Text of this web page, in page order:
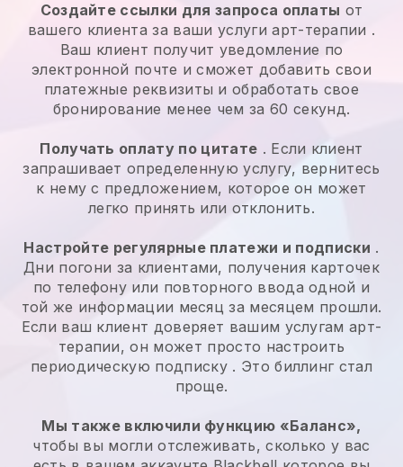
Создайте ссылки для запроса оплаты от
вашего клиента за ваши услуги арт-терапии .
Ваш клиент получит уведомление по
электронной почте и сможет добавить свои
платежные реквизиты и обработать свое
бронирование менее чем за 60 секунд.
Получать оплату по цитате . Если клиент
запрашивает определенную услугу, вернитесь
к нему с предложением, которое он может
легко принять или отклонить.
Настройте регулярные платежи и подписки .
Дни погони за клиентами, получения карточек
по телефону или повторного ввода одной и
той же информации месяц за месяцем прошли.
Если ваш клиент доверяет вашим услугам арт-
терапии, он может просто настроить
периодическую подписку. Это биллинг стал
проще.
Мы также включили функцию «Баланс»,
чтобы вы могли отслеживать, сколько у вас